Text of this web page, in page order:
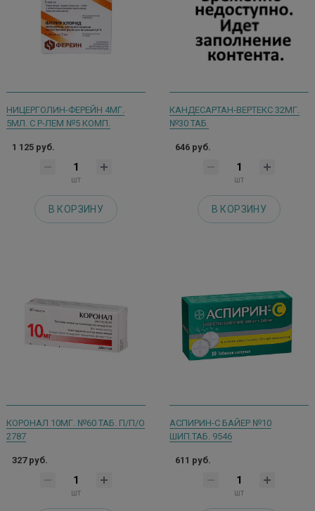
НИЦЕРГОЛИН-ФЕРЕЙН 4МГ.
5МЛ. С Р-ЛЕМ №5 КОМП.
1 125 руб.
шт
В КОРЗИНУ
КАНДЕСАРТАН-ВЕРТЕКС 32МГ.
№30 ТАБ.
646 руб.
шт
В КОРЗИНУ
КОРОНАЛ 10МГ. №60 ТАБ. П/П/О
2787
327 руб.
шт
АСПИРИН-С БАЙЕР №10
ШИП.ТАБ. 9546
611 руб.
шт